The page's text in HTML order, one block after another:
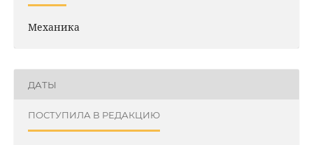
Механика
ДАТЫ
ПОСТУПИЛА В РЕДАКЦИЮ